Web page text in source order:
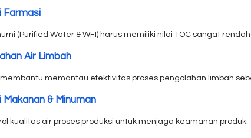
Farmasi
(Purified Water & WFI) harus memiliki nilai TOC sangat
Air Limbah
membantu memantau efektivitas proses pengolahan limbah
Makanan & Minuman
kualitas air proses produksi untuk menjaga keamanan produk.